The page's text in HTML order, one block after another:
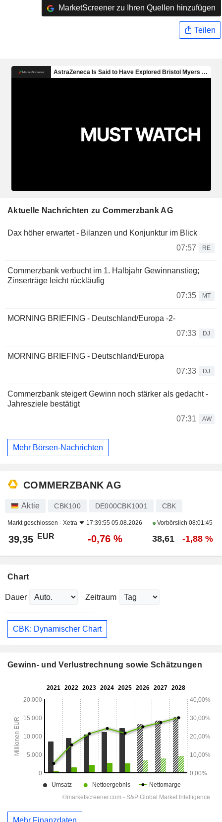
MarketScreener zu Ihren Quellen hinzufügen
Teilen
Aktuelle Nachrichten zu Commerzbank AG
Dax höher erwartet - Bilanzen und Konjunktur im Blick
07:57
RE
Commerzbank verbucht im 1. Halbjahr Gewinnanstieg;
Zinserträge leicht rückläufig
07:35
MT
MORNING BRIEFING - Deutschland/Europa -2-
07:33
DJ
MORNING BRIEFING - Deutschland/Europa
07:33
DJ
Commerzbank steigert Gewinn noch stärker als gedacht -
Jahresziele bestätigt
07:31
AW
Mehr Börsen-Nachrichten
COMMERZBANK AG
Aktie CBK100 DE000CBK1001 CBK
Markt geschlossen - Xetra 17:39:55 05.08.2026 Vorbörslich 08:01:45
39,35 EUR -0,76 % 38,61 -1,88 %
Chart
Dauer Zeitraum
CBK: Dynamischer Chart
Gewinn- und Verlustrechnung sowie Schätzungen
Mehr Finanzdaten